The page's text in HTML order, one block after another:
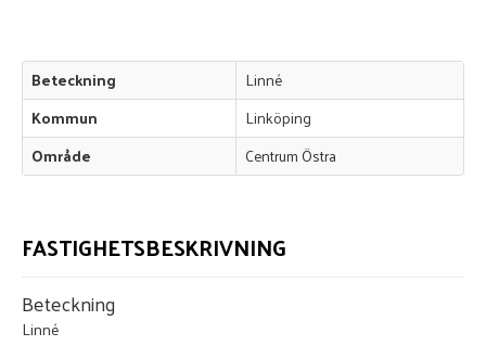
Beteckning
Linné
Kommun
Linköping
Område
Centrum Östra
FASTIGHETSBESKRIVNING
Beteckning
Linné